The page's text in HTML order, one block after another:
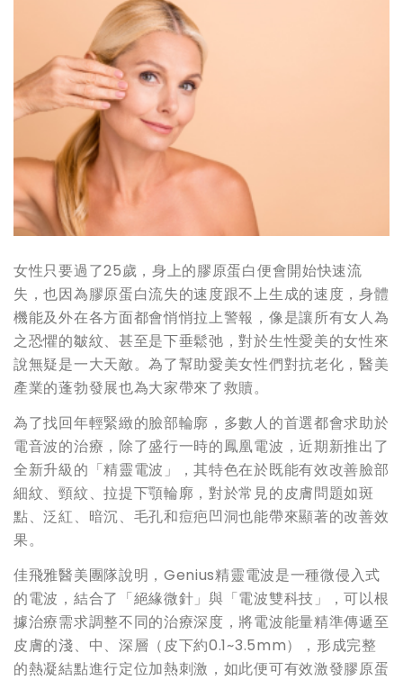
女性只要過了25歲，身上的膠原蛋白便會開始快速流
失，也因為膠原蛋白流失的速度跟不上生成的速度，身體
機能及外在各方面都會悄悄拉上警報，像是讓所有女人為
之恐懼的皺紋、甚至是下垂鬆弛，對於生性愛美的女性來
說無疑是一大天敵。為了幫助愛美女性們對抗老化，醫美
產業的蓬勃發展也為大家帶來了救贖。
為了找回年輕緊緻的臉部輪廓，多數人的首選都會求助於
電音波的治療，除了盛行一時的鳳凰電波，近期新推出了
全新升級的「精靈電波」，其特色在於既能有效改善臉部
細紋、頸紋、拉提下顎輪廓，對於常見的皮膚問題如斑
點、泛紅、暗沉、毛孔和痘疤凹洞也能帶來顯著的改善效
果。
佳飛雅醫美團隊說明，Genius精靈電波是一種微侵入式
的電波，結合了「絕緣微針」與「電波雙科技」，可以根
據治療需求調整不同的治療深度，將電波能量精準傳遞至
皮膚的淺、中、深層（皮下約0.1~3.5mm），形成完整
的熱凝結點進行定位加熱刺激，如此便可有效激發膠原蛋